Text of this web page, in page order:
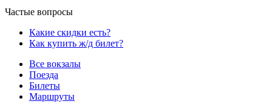
Частые вопросы
Какие скидки есть?
Как купить ж/д билет?
Все вокзалы
Поезда
Билеты
Маршруты